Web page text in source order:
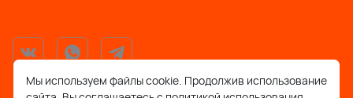
Мы используем файлы cookie. Продолжив использование